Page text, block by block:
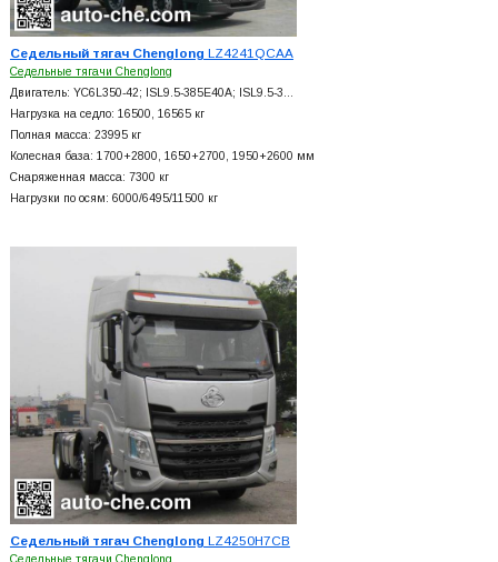
Седельный тягач Chenglong LZ4241QCAA
Седельные тягачи Chenglong
Двигатель: YC6L350-42; ISL9.5-385E40A; ISL9.5-3…
Нагрузка на седло: 16500, 16565 кг
Полная масса: 23995 кг
Колесная база: 1700+2800, 1650+2700, 1950+2600 мм
Снаряженная масса: 7300 кг
Нагрузки по осям: 6000/6495/11500 кг
Седельный тягач Chenglong LZ4250H7CB
Седельные тягачи Chenglong